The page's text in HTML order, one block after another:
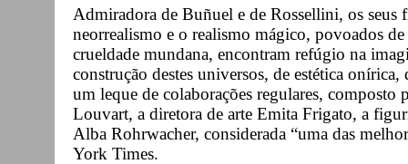
Admiradora de Buñuel e de Rossellini, os seus
neorrealismo e o realismo mágico, povoados
crueldade mundana, encontram refúgio na
construção destes universos, de estética
um leque de colaborações regulares, composto
Louvart, a diretora de arte Emita Frigato, a
Alba Rohrwacher, considerada “uma das
York Times.